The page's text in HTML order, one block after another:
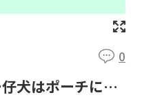
0
犬はポーチに登